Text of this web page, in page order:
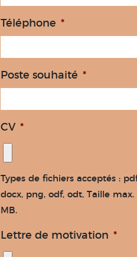
Téléphone *
Poste souhaité *
CV *
Types de fichiers acceptés :
docx, png, odf, odt, Taille
MB.
Lettre de motivation *